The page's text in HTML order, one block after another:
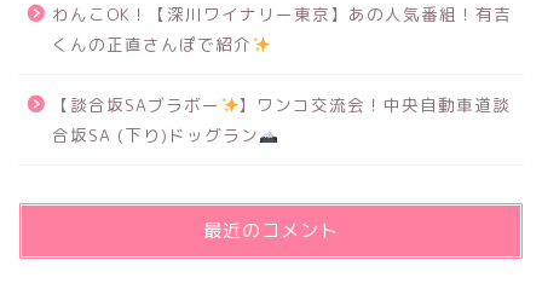
わんこOK！【深川ワイナリー東京】あの人気番組！有吉
くんの正直さんぽで紹介
【談合坂SAブラボー
】ワンコ交流会！中央自動車道談
合坂SA (下り)ドッグラン
最近のコメント